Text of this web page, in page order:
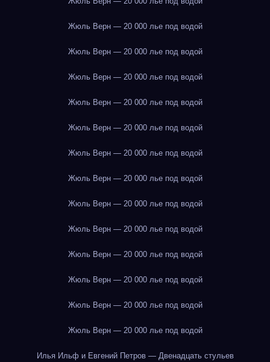
Жюль Верн — 20 000 лье под водой
Жюль Верн — 20 000 лье под водой
Жюль Верн — 20 000 лье под водой
Жюль Верн — 20 000 лье под водой
Жюль Верн — 20 000 лье под водой
Жюль Верн — 20 000 лье под водой
Жюль Верн — 20 000 лье под водой
Жюль Верн — 20 000 лье под водой
Жюль Верн — 20 000 лье под водой
Жюль Верн — 20 000 лье под водой
Жюль Верн — 20 000 лье под водой
Жюль Верн — 20 000 лье под водой
Жюль Верн — 20 000 лье под водой
Илья Ильф и Евгений Петров — Двенадцать стульев